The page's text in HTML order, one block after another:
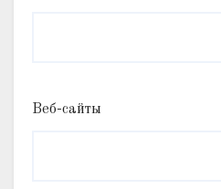
Веб-сайты